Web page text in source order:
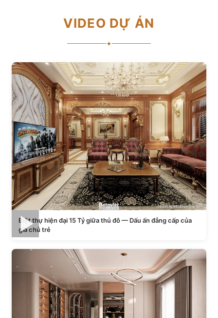
VIDEO DỰ ÁN
✦
Biệt thự hiện đại 15 Tỷ giữa thủ đô — Dấu ấn đẳng cấp của
gia chủ trẻ